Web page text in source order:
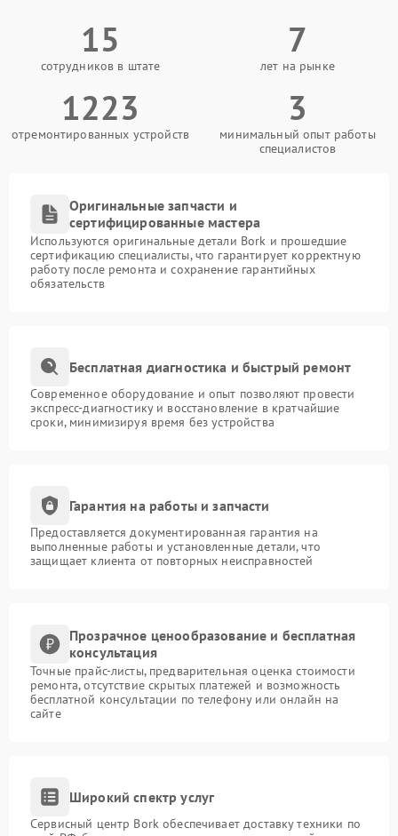
15
сотрудников в штате
7
лет на рынке
1223
отремонтированных устройств
3
минимальный опыт работы
специалистов
Оригинальные запчасти и
сертифицированные мастера
Используются оригинальные детали Bork и прошедшие
сертификацию специалисты, что гарантирует корректную
работу после ремонта и сохранение гарантийных
обязательств
Бесплатная диагностика и быстрый ремонт
Современное оборудование и опыт позволяют провести
экспресс-диагностику и восстановление в кратчайшие
сроки, минимизируя время без устройства
Гарантия на работы и запчасти
Предоставляется документированная гарантия на
выполненные работы и установленные детали, что
защищает клиента от повторных неисправностей
Прозрачное ценообразование и бесплатная
консультация
Точные прайс-листы, предварительная оценка стоимости
ремонта, отсутствие скрытых платежей и возможность
бесплатной консультации по телефону или онлайн на
сайте
Широкий спектр услуг
Сервисный центр Bork обеспечивает доставку техники по